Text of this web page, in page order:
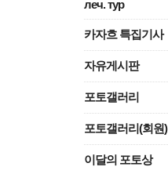
леч. тур
카자흐 특집기사
자유게시판
포토갤러리
포토갤러리(회원)
이달의 포토상